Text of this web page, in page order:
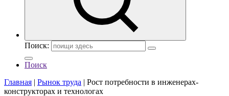
Поиск:
Поиск
Главная | Рынок труда | Рост потребности в инженерах-
конструкторах и технологах